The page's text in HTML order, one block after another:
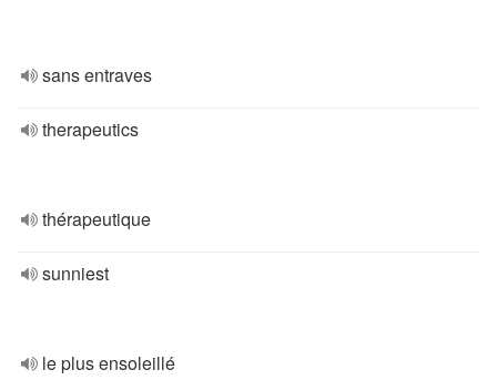
sans entraves
therapeutics
thérapeutique
sunniest
le plus ensoleillé